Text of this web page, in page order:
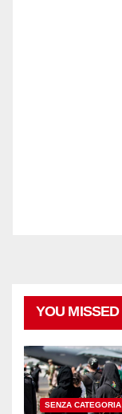
YOU MISSED
SENZA CATEGORIA